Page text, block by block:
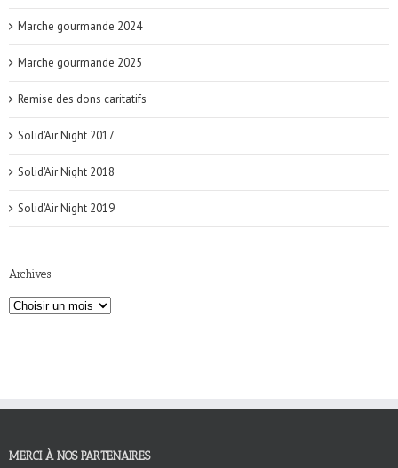
Marche gourmande 2024
Marche gourmande 2025
Remise des dons caritatifs
Solid'Air Night 2017
Solid'Air Night 2018
Solid'Air Night 2019
Archives
MERCI À NOS PARTENAIRES